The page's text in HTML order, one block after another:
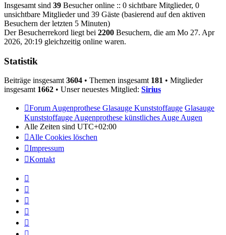
Insgesamt sind 39 Besucher online :: 0 sichtbare Mitglieder, 0
unsichtbare Mitglieder und 39 Gäste (basierend auf den aktiven
Besuchern der letzten 5 Minuten)
Der Besucherrekord liegt bei 2200 Besuchern, die am Mo 27. Apr
2026, 20:19 gleichzeitig online waren.
Statistik
Beiträge insgesamt 3604 • Themen insgesamt 181 • Mitglieder
insgesamt 1662 • Unser neuestes Mitglied: Sirius
Forum Augenprothese Glasauge Kunststoffauge Glasauge
Kunststoffauge Augenprothese künstliches Auge Augen
Alle Zeiten sind UTC+02:00
Alle Cookies löschen
Impressum
Kontakt